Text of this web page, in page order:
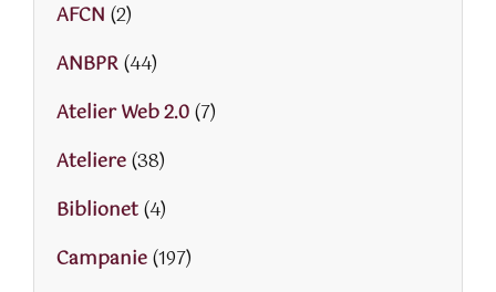
AFCN (2)
ANBPR(44)
Atelier Web 2.0(7)
Ateliere(38)
Biblionet(4)
Campanie(197)